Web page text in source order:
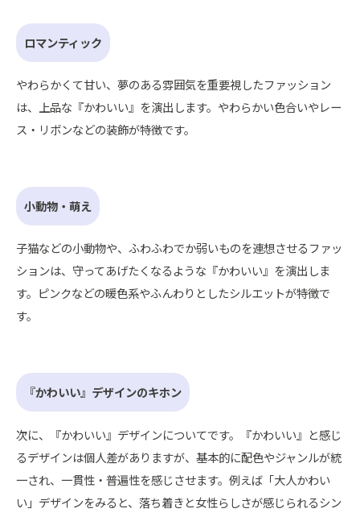
ロマンティック
やわらかくて甘い、夢のある雰囲気を重要視したファッション
は、上品な『かわいい』を演出します。やわらかい色合いやレー
ス・リボンなどの装飾が特徴です。
小動物・萌え
子猫などの小動物や、ふわふわでか弱いものを連想させるファッ
ションは、守ってあげたくなるような『かわいい』を演出しま
す。ピンクなどの暖色系やふんわりとしたシルエットが特徴で
す。
『かわいい』デザインのキホン
次に、『かわいい』デザインについてです。『かわいい』と感じ
るデザインは個人差がありますが、基本的に配色やジャンルが統
一され、一貫性・普遍性を感じさせます。例えば「大人かわい
い」デザインをみると、落ち着きと女性らしさが感じられるシン